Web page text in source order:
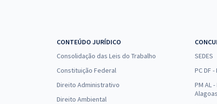
CONTEÚDO JURÍDICO
Consolidação das Leis do Trabalho
Constituição Federal
Direito Administrativo
Direito Ambiental
SEDES
PC DF -
PM AL